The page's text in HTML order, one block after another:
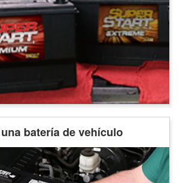
batería de vehículo